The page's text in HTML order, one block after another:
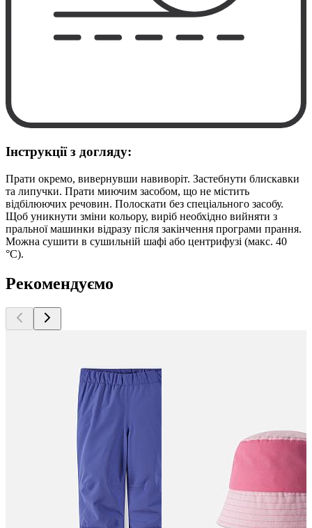
Інструкції з догляду:
Прати окремо, вивернувши навиворіт. Застебнути блискавки
та липучки. Прати миючим засобом, що не містить
відбілюючих речовин. Полоскати без спеціального засобу.
Щоб уникнути зміни кольору, виріб необхідно вийняти з
пральної машинки відразу після закінчення програми прання.
Можна сушити в сушильній шафі або центрифузі (макс. 40
°C).
Рекомендуємо